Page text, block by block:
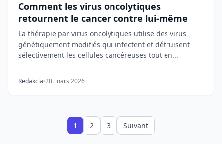
Comment les virus oncolytiques
retournent le cancer contre lui-même
La thérapie par virus oncolytiques utilise des virus
génétiquement modifiés qui infectent et détruisent
sélectivement les cellules cancéreuses tout en...
Redakcia 20. mars 2026
1 2 3 Suivant